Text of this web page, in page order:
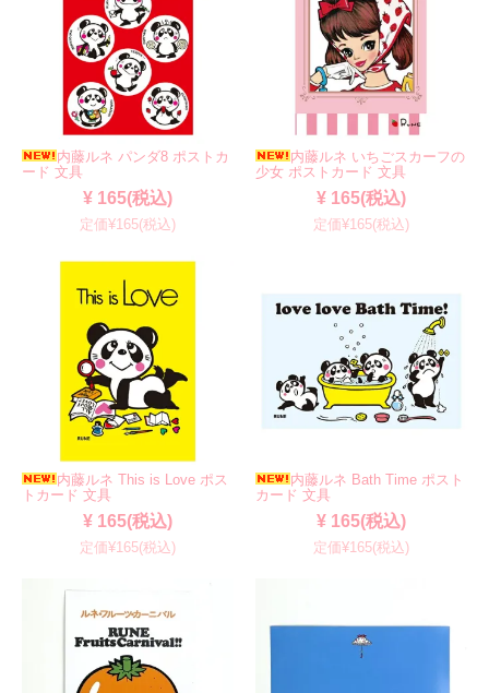
内藤ルネ パンダ8 ポストカ
ード 文具
¥ 165(税込)
定価¥165(税込)
内藤ルネ いちごスカーフの
少女 ポストカード 文具
¥ 165(税込)
定価¥165(税込)
内藤ルネ This is Love ポス
トカード 文具
¥ 165(税込)
定価¥165(税込)
内藤ルネ Bath Time ポスト
カード 文具
¥ 165(税込)
定価¥165(税込)